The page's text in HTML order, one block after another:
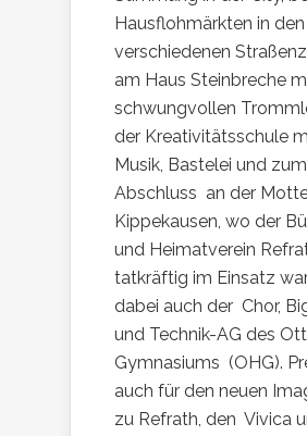
Hausflohmärkten in den
verschiedenen
am Haus Steinbreche
schwungvollen
der Kreativitätsschule
Musik, Bastelei und zum
Abschluss an der
Kippekausen, wo der
und Heimatverein
tatkräftig im Einsatz
dabei auch der Chor,
und Technik-AG des
Gymnasiums (OHG).
auch für den neuen
zu Refrath, den Vivica